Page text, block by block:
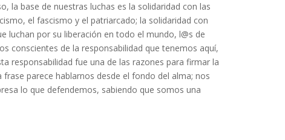
la base de nuestras luchas es la solidaridad con las
el fascismo y el patriarcado; la solidaridad con
luchan por su liberación en todo el mundo, l@s de
conscientes de la responsabilidad que tenemos aquí,
responsabilidad fue una de las razones para firmar la
frase parece hablarnos desde el fondo del alma; nos
lo que defendemos, sabiendo que somos una